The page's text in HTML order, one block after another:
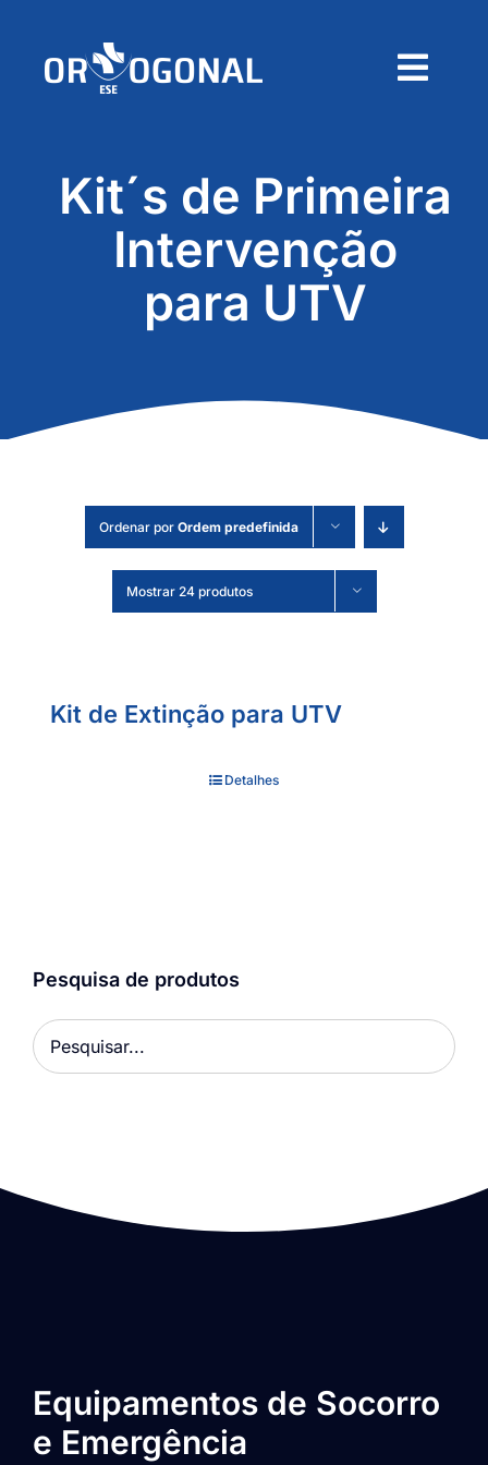
content
Sobre
Pedido de Orçamento
Kit´s de Primeira
Intervenção
para UTV
Ordenar por Ordem predefinida
Mostrar 24 produtos
Kit de Extinção para UTV
Detalhes
Pesquisa de produtos
Equipamentos de Socorro
e Emergência